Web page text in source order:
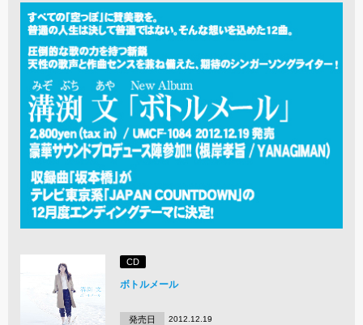
CD
ボトルメール
発売日 2012.12.19